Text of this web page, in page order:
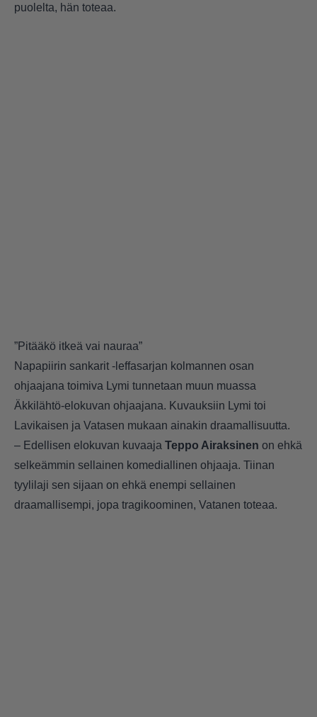
puolelta, hän toteaa.
”Pitääkö itkeä vai nauraa”
Napapiirin sankarit -leffasarjan kolmannen osan
ohjaajana toimiva Lymi tunnetaan muun muassa
Äkkilähtö-elokuvan ohjaajana. Kuvauksiin Lymi toi
Lavikaisen ja Vatasen mukaan ainakin draamallisuutta.
– Edellisen elokuvan kuvaaja Teppo Airaksinen on ehkä
selkeämmin sellainen komediallinen ohjaaja. Tiinan
tyylilaji sen sijaan on ehkä enempi sellainen
draamallisempi, jopa tragikoominen, Vatanen toteaa.